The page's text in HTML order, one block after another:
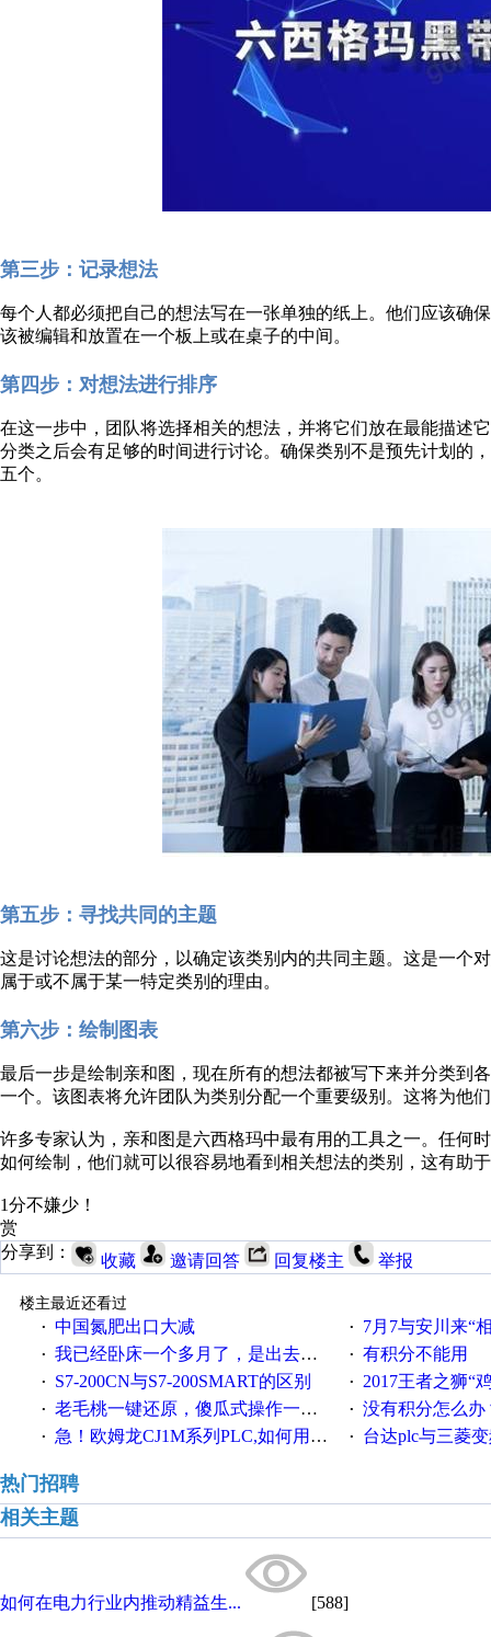
第三步：记录想法
每个人都必须把自己的想法写在一张单独的纸上。他们应该确
该被编辑和放置在一个板上或在桌子的中间。
第四步：对想法进行排序
在这一步中，团队将选择相关的想法，并将它们放在最能描述
分类之后会有足够的时间进行讨论。确保类别不是预先计划的
五个。
第五步：寻找共同的主题
这是讨论想法的部分，以确定该类别内的共同主题。这是一个
属于或不属于某一特定类别的理由。
第六步：绘制图表
最后一步是绘制亲和图，现在所有的想法都被写下来并分类到
一个。该图表将允许团队为类别分配一个重要级别。这将为他
许多专家认为，亲和图是六西格玛中最有用的工具之一。任何
如何绘制，他们就可以很容易地看到相关想法的类别，这有助
1分不嫌少！
赏
分享到：
收藏 邀请回答 回复楼主 举报
楼主最近还看过
· 中国氮肥出口大减 · 7月7与安川来“
· 我已经卧床一个多月了，是出去安装机械手在高速遭遇车祸所致:大家工作都要特别注意啊 · 有积分不能用
· S7-200CN与S7-200SMART的区别 · 2017王者之狮“鸡”情签到
· 老毛桃一键还原，傻瓜式操作一键轻松备份还原；程序为向导式安装，一键即可实现自动备份或还原系统。 · 没有积分怎么办
· 急！欧姆龙CJ1M系列PLC,如何用时间控制变频器。要求时间在组态王中可以自由输入！拜托各位大神了！ · 台达plc与三菱
热门招聘
相关主题
如何在电力行业内推动精益生... [588]